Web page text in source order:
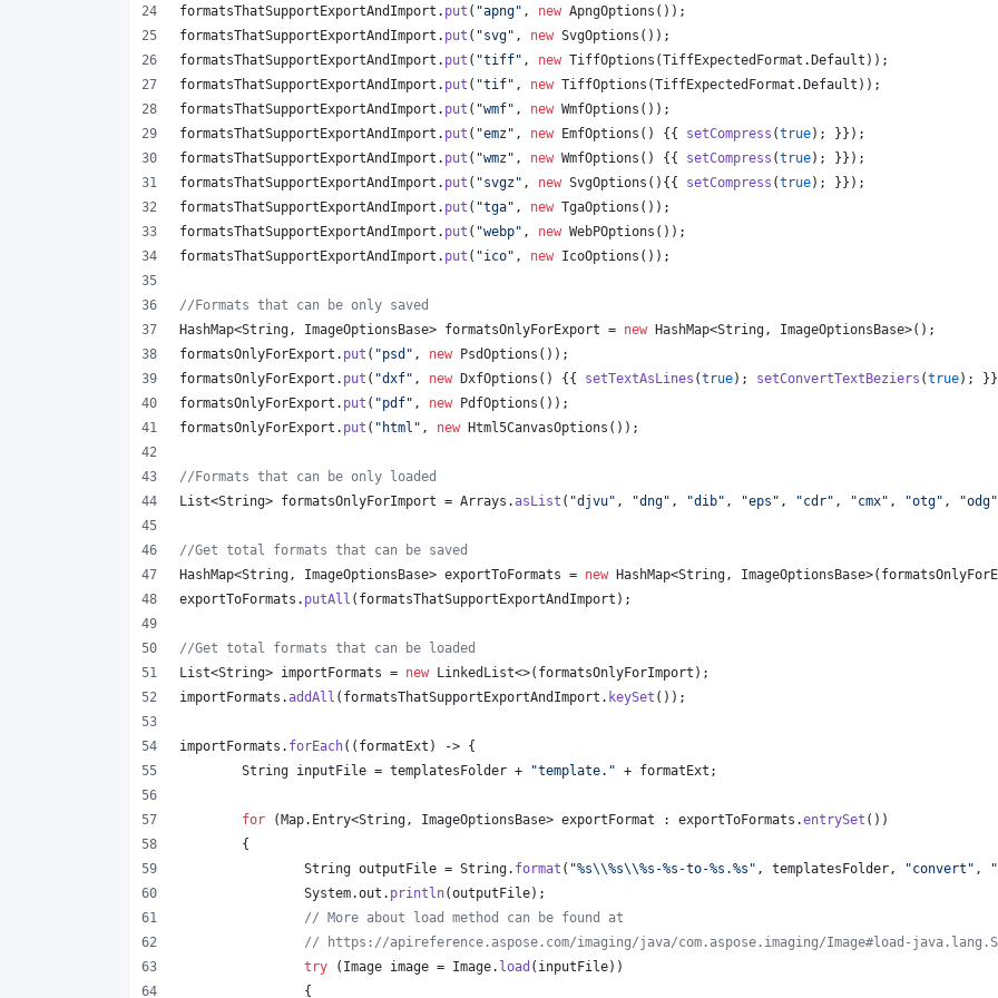
formatsThatSupportExportAndImport . put ( "apng" , new ApngOptions ());
formatsThatSupportExportAndImport . put ( "svg" , new SvgOptions ());
formatsThatSupportExportAndImport . put ( "tiff" , new TiffOptions (TiffExpectedFormat . Default ));
formatsThatSupportExportAndImport . put ( "tif" , new TiffOptions (TiffExpectedFormat . Default ));
formatsThatSupportExportAndImport . put ( "wmf" , new WmfOptions ());
formatsThatSupportExportAndImport . put ( "emz" , new EmfOptions () {{ setCompress (true); }});
formatsThatSupportExportAndImport . put ( "wmz" , new WmfOptions () {{ setCompress (true); }});
formatsThatSupportExportAndImport . put ( "svgz" , new SvgOptions (){{ setCompress (true); }});
formatsThatSupportExportAndImport . put ( "tga" , new TgaOptions ());
formatsThatSupportExportAndImport . put ( "webp" , new WebPOptions ());
formatsThatSupportExportAndImport . put ( "ico" , new IcoOptions ());
//Formats that can be only saved
HashMap<String, ImageOptionsBase> formatsOnlyForExport = new HashMap<String, ImageOptionsBase>();
formatsOnlyForExport . put ( "psd" , new PsdOptions ());
formatsOnlyForExport . put ( "dxf" , new DxfOptions () {{ setTextAsLines (true); setConvertTextBeziers (true);
formatsOnlyForExport . put ( "pdf" , new PdfOptions ());
formatsOnlyForExport . put ( "html" , new Html5CanvasOptions ());
//Formats that can be only loaded
List<String> formatsOnlyForImport = Arrays .asList ( "djvu" , "dng" , "dib" , "eps" , "cdr" , "cmx" , "otg" , "odg"
//Get total formats that can be saved
HashMap<String, ImageOptionsBase> exportToFormats = new HashMap<String, ImageOptionsBase>(
exportToFormats . putAll ( formatsThatSupportExportAndImport );
//Get total formats that can be loaded
List<String> importFormats = new LinkedList<>( formatsOnlyForImport );
importFormats .addAll ( formatsThatSupportExportAndImport . keySet ());
importFormats . forEach(( formatExt ) -> {
String inputFile = templatesFolder + "template." + formatExt ;
for ( Map. Entry<String, ImageOptionsBase> exportFormat : exportToFormats .entrySet ())
	{
String outputFile = String. format ( "%s\\%s\\%s-%s-to-%s.%s" , templatesFolder, "convert" ,
System.out . println(outputFile);
// More about load method can be found at
// https://apireference.aspose.com/imaging/java/com.aspose.imaging/Image#load-
try ( Image image = Image. load ( inputFile))
		{